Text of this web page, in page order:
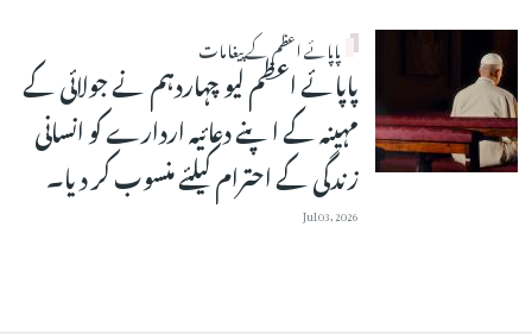
پاپائے اعظم کے پیغامات
پاپائے اعظم لیو چہاردہم نے جولائی کے
مہینہ کے اپنے دعائیہ اردارے کو انسانی
زندگی کے احترام کیلئے منسوب کر دیا۔
Jul 03, 2026